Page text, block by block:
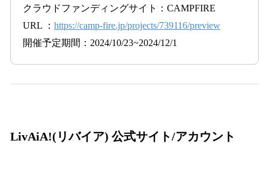
クラウドファンディングサイト：CAMPFIRE
URL ： https://camp-fire.jp/projects/739116/preview
開催予定期間：2024/10/23~2024/12/1
LivAiA!(リバイア) 公式サイト/アカウント